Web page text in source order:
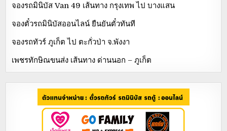
จองรถมินิบัส Van 49 เส้นทาง กรุงเทพ ไป บางแสน
จองตั๋วรถมินิบัสออนไลน์ ยืนยันตั๋วทันที
จองรถทัวร์ ภูเก็ต ไป ตะกั่วป่า จ.พังงา
เพชรทักษิณขนส่ง เส้นทาง ด่านนอก – ภูเก็ต